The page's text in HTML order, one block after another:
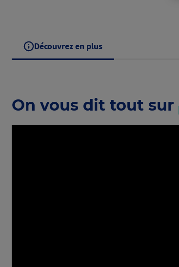
Découvrez en plus
On vous dit tout sur